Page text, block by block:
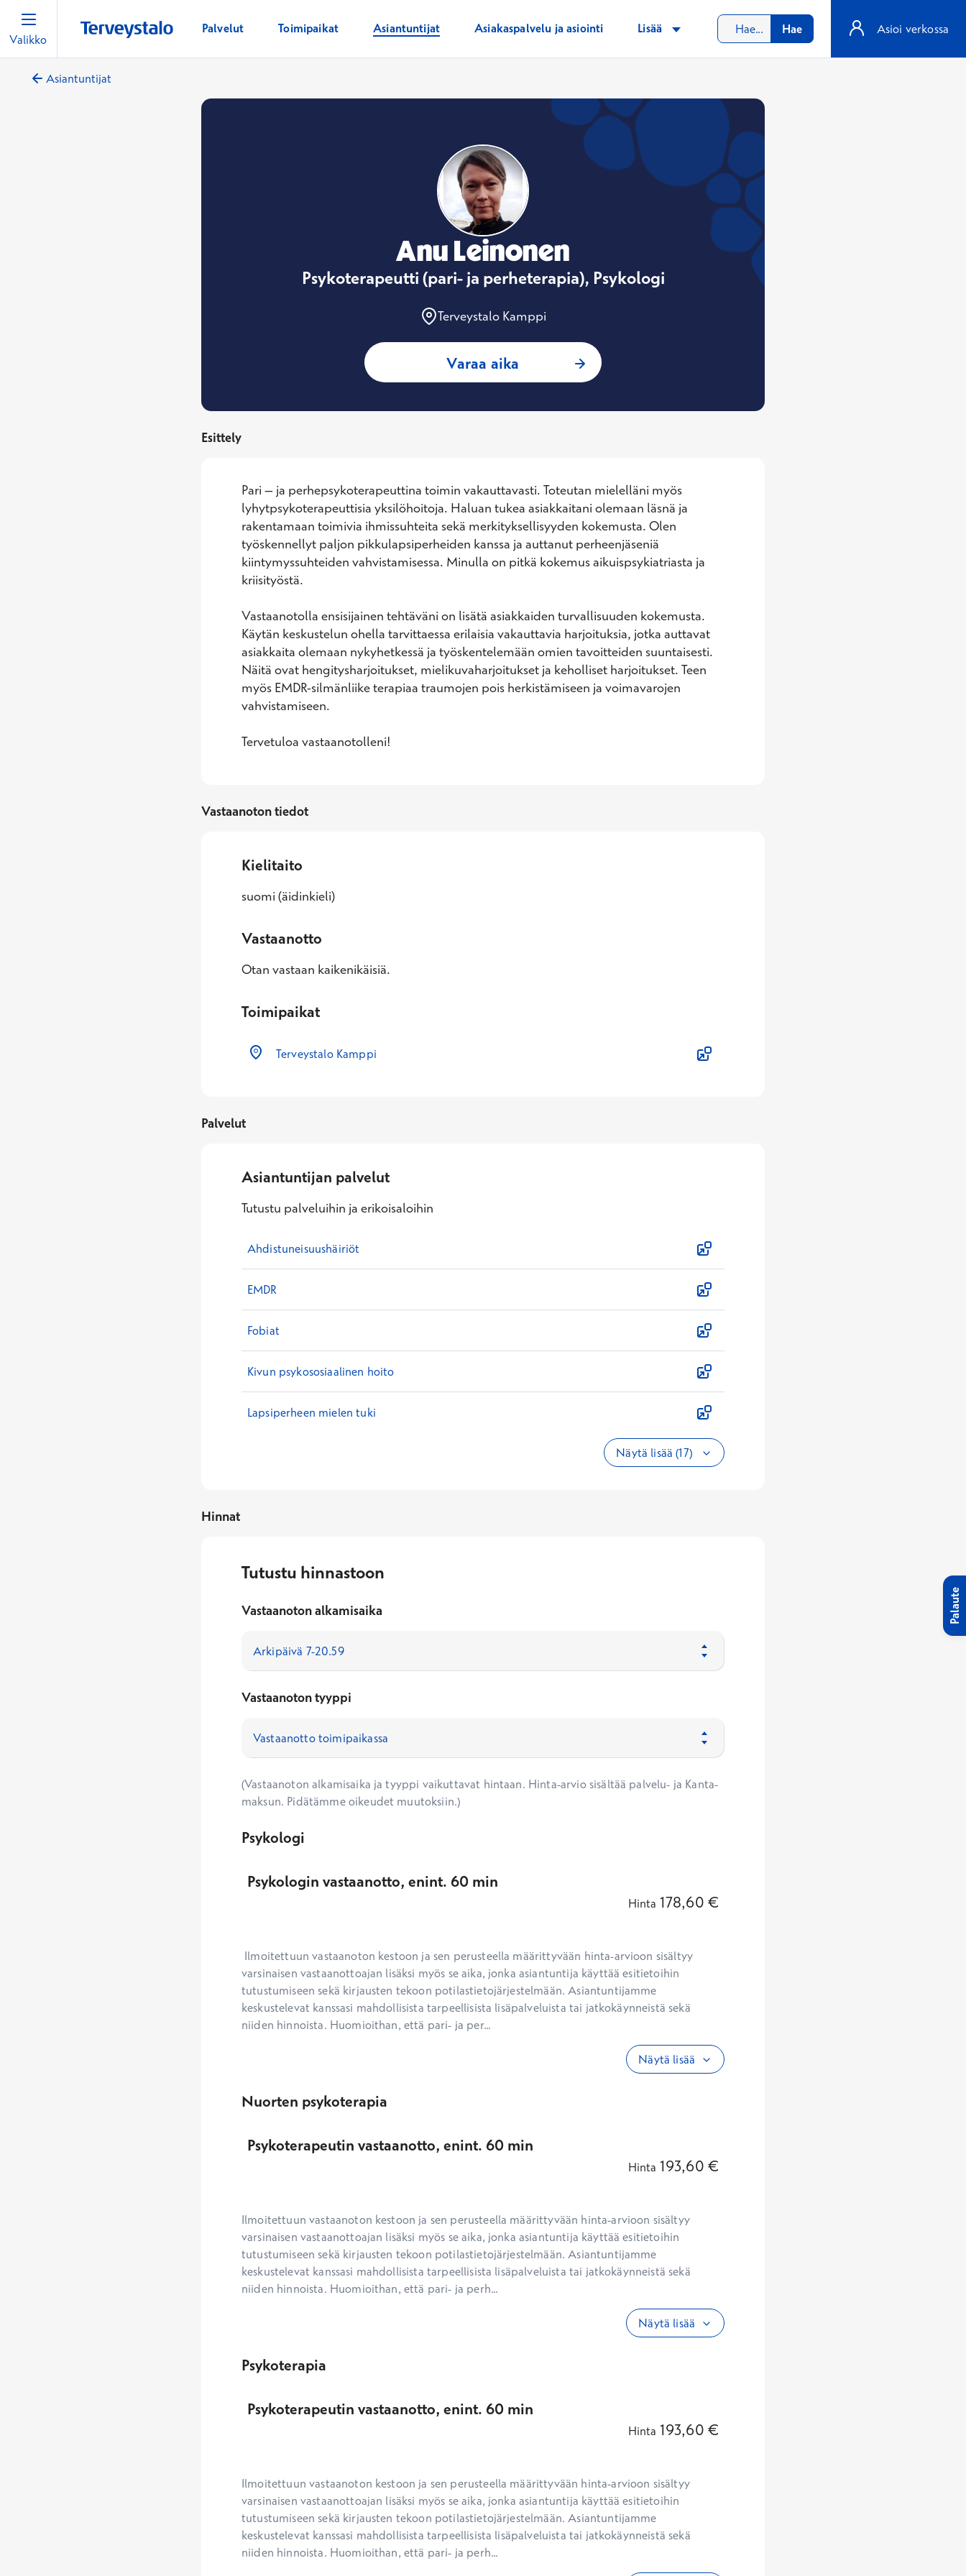
Valikko
Palvelut Toimipaikat Asiantuntijat Asiakaspalvelu ja asiointi Lisää Hae Asioi verkossa
Asiantuntijat
Anu Leinonen
Psykoterapeutti (pari- ja perheterapia), Psykologi
Terveystalo Kamppi
Varaa aika : Anu Leinonen, Psykoterapeutti (pari- ja perheterapia), Psykologi
Esittely
Pari – ja perhepsykoterapeuttina toimin vakauttavasti. Toteutan mielelläni myös
lyhytpsykoterapeuttisia yksilöhoitoja. Haluan tukea asiakkaitani olemaan läsnä ja
rakentamaan toimivia ihmissuhteita sekä merkityksellisyyden kokemusta. Olen
työskennellyt paljon pikkulapsiperheiden kanssa ja auttanut perheenjäseniä
kiintymyssuhteiden vahvistamisessa. Minulla on pitkä kokemus aikuispsykiatriasta ja
kriisityöstä.
Vastaanotolla ensisijainen tehtäväni on lisätä asiakkaiden turvallisuuden kokemusta.
Käytän keskustelun ohella tarvittaessa erilaisia vakauttavia harjoituksia, jotka auttavat
asiakkaita olemaan nykyhetkessä ja työskentelemään omien tavoitteiden suuntaisesti.
Näitä ovat hengitysharjoitukset, mielikuvaharjoitukset ja keholliset harjoitukset. Teen
myös EMDR-silmänliike terapiaa traumojen pois herkistämiseen ja voimavarojen
vahvistamiseen.
Tervetuloa vastaanotolleni!
Vastaanoton tiedot
Kielitaito
suomi (äidinkieli)
Vastaanotto
Otan vastaan kaikenikäisiä.
Toimipaikat
Terveystalo Kamppi
Palvelut
Asiantuntijan palvelut
Tutustu palveluihin ja erikoisaloihin
Ahdistuneisuushäiriöt
EMDR
Fobiat
Kivun psykososiaalinen hoito
Lapsiperheen mielen tuki
Näytä lisää (17)
Hinnat
Tutustu hinnastoon
Vastaanoton alkamisaika
Vastaanoton tyyppi
(Vastaanoton alkamisaika ja tyyppi vaikuttavat hintaan. Hinta-arvio sisältää palvelu- ja Kanta-
maksun. Pidätämme oikeudet muutoksiin.)
Psykologi
Psykologin vastaanotto, enint. 60 min
Hinta 178,60 €
varsinaisen vastaanottoajan lisäksi myös se aika, jonka asiantuntija käyttää esitietoihin
tutustumiseen sekä kirjausten tekoon potilastietojärjestelmään. Asiantuntijamme
keskustelevat kanssasi mahdollisista tarpeellisista lisäpalveluista tai jatkokäynneistä sekä
niiden hinnoista. Huomioithan, että pari- ja per...
Näytä lisää
Nuorten psykoterapia
Psykoterapeutin vastaanotto, enint. 60 min
Hinta 193,60 €
Ilmoitettuun vastaanoton kestoon ja sen perusteella määrittyvään hinta-arvioon sisältyy
varsinaisen vastaanottoajan lisäksi myös se aika, jonka asiantuntija käyttää esitietoihin
tutustumiseen sekä kirjausten tekoon potilastietojärjestelmään. Asiantuntijamme
keskustelevat kanssasi mahdollisista tarpeellisista lisäpalveluista tai jatkokäynneistä sekä
niiden hinnoista. Huomioithan, että pari- ja perh...
Näytä lisää
Psykoterapia
Psykoterapeutin vastaanotto, enint. 60 min
Hinta 193,60 €
Ilmoitettuun vastaanoton kestoon ja sen perusteella määrittyvään hinta-arvioon sisältyy
varsinaisen vastaanottoajan lisäksi myös se aika, jonka asiantuntija käyttää esitietoihin
tutustumiseen sekä kirjausten tekoon potilastietojärjestelmään. Asiantuntijamme
keskustelevat kanssasi mahdollisista tarpeellisista lisäpalveluista tai jatkokäynneistä sekä
niiden hinnoista. Huomioithan, että pari- ja perh...
Palaute